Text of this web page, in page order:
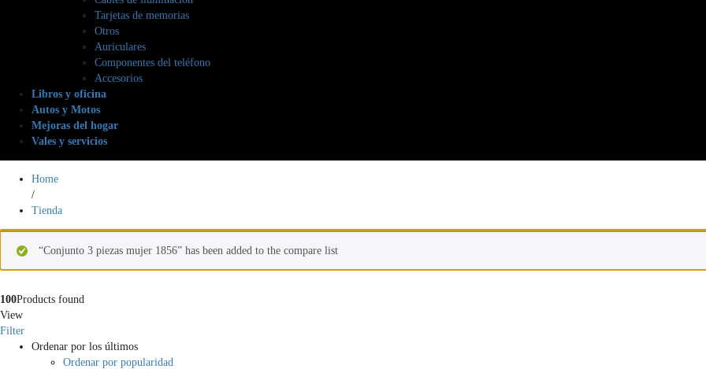
Tarjetas de memorias
Otros
Auriculares
Componentes del teléfono
Accesorios
Libros y oficina
Autos y Motos
Mejoras del hogar
Vales y servicios
Home
/
Tienda
“Conjunto 3 piezas mujer 1856” has been added to the compare list
100Products found
View
Filter
Ordenar por los últimos
Ordenar por popularidad